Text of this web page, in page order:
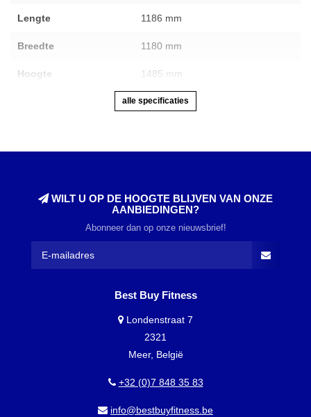
Lengte 1186 mm
Breedte 1180 mm
Hoogte 1485 mm
alle specificaties
WILT U OP DE HOOGTE BLIJVEN VAN ONZE
AANBIEDINGEN?
Abonneer dan op onze nieuwsbrief!
Best Buy Fitness
Londenstraat 7
2321
Meer, België
+32 (0)7 848 35 83
info@bestbuyfitness.be